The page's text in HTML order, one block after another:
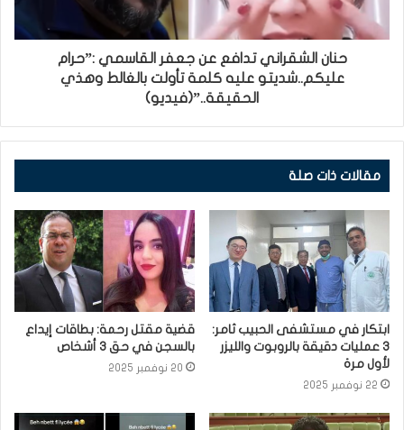
حنان الشقراني تدافع عن جعفر القاسمي :”حرام
عليكم..شديتو عليه كلمة تأولت بالغالط وهذي
الحقيقة..”(فيديو)
مقالات ذات صلة
ابتكار في مستشفى الحبيب ثامر:
3 عمليات دقيقة بالروبوت والليزر
لأول مرة
22 نوفمبر 2025
قضية مقتل رحمة: بطاقات إيداع
بالسجن في حق 3 أشخاص
20 نوفمبر 2025